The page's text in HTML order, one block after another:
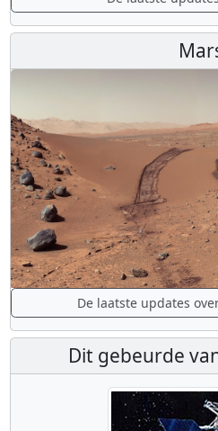
De laatste updates
Dit gebeurde